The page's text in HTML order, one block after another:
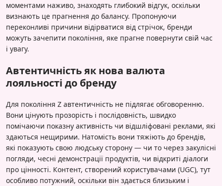
моментами наживо, знаходять глибокий відгук, оскільки
визнають це прагнення до балансу. Пропонуючи
переконливі причини відірватися від стрічок, бренди
можуть зачепити покоління, яке прагне повернути свій час
і увагу.
Автентичність як нова валюта
лояльності до бренду
Для покоління Z автентичність не підлягає обговоренню.
Вони цінують прозорість і послідовність, швидко
помічаючи показну активність чи відшліфовані реклами, які
здаються нещирими. Натомість вони тяжіють до брендів,
які показують свою людську сторону — чи то через закулісні
погляди, чесні демонстрації продуктів, чи відкриті діалоги
про цінності. Контент, створений користувачами (UGC), тут
особливо потужний, оскільки він здається близьким і